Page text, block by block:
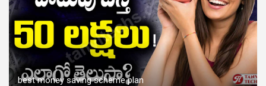
best money saving scheme plan